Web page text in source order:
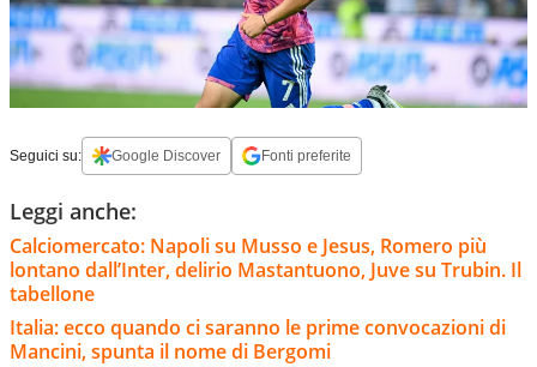
Seguici su: Google Discover Fonti preferite
Leggi anche:
Calciomercato: Napoli su Musso e Jesus, Romero più
lontano dall’Inter, delirio Mastantuono, Juve su Trubin. Il
tabellone
Italia: ecco quando ci saranno le prime convocazioni di
Mancini, spunta il nome di Bergomi